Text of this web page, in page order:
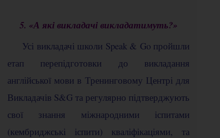
5. «А які викладачі викладатимуть?»
Усі викладачі школи Speak & Go пройшли
етап перепідготовки до викладання
англійської мови в Тренинговому Центрі для
Викладачів S&G та регулярно підтверджують
свої знання міжнародними іспитами
(кембриджські іспити) кваліфікаціями, та